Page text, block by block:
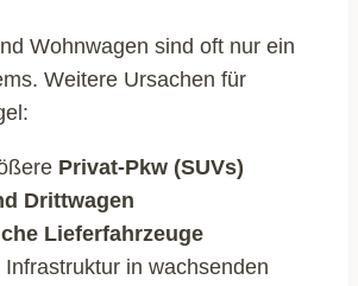
Wohnwagen sind oft nur ein
Weitere Ursachen für
Privat-Pkw (SUVs)
Drittwagen
Lieferfahrzeuge
Infrastruktur in wachsenden